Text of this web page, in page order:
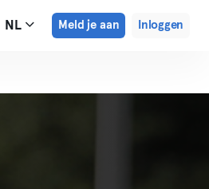
NL Meld je aan Inloggen